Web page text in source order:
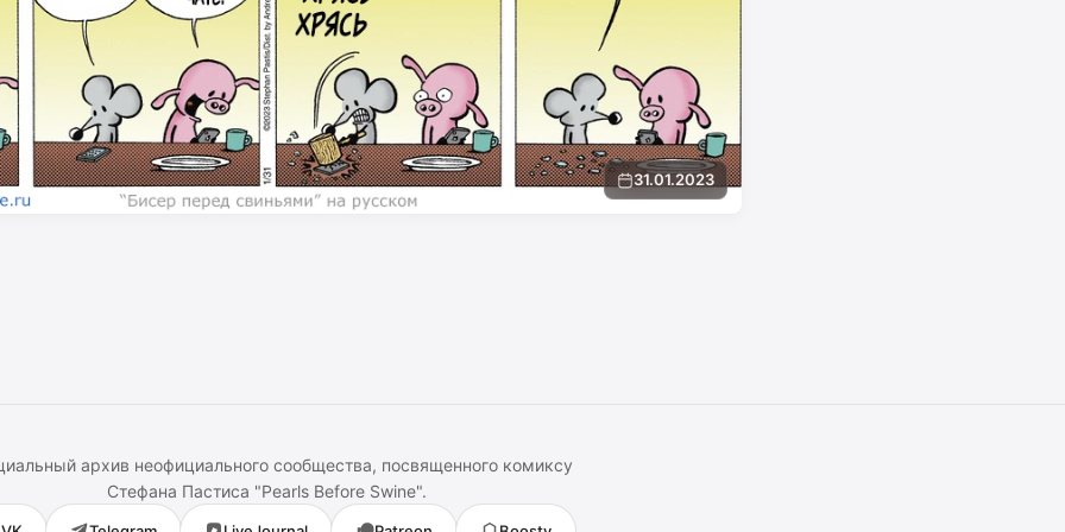
31.01.2023
архив неофициального сообщества, посвященного комиксу
Стефана Пастиса "Pearls Before Swine".